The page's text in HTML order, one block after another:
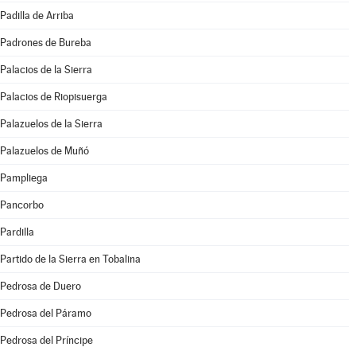
Padilla de Arriba
Padrones de Bureba
Palacios de la Sierra
Palacios de Riopisuerga
Palazuelos de la Sierra
Palazuelos de Muñó
Pampliega
Pancorbo
Pardilla
Partido de la Sierra en Tobalina
Pedrosa de Duero
Pedrosa del Páramo
Pedrosa del Príncipe